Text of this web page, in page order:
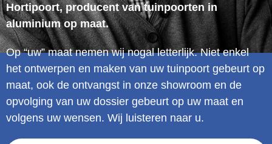
Hortipoort, producent van tuinpoorten in
aluminium op maat.
Op “uw” maat nemen wij nogal letterlijk. Niet enkel
het ontwerpen en maken van uw tuinpoort gebeurt op
maat, ook de ontvangst in onze showroom en de
opvolging van uw dossier gebeurt op uw maat en
volgens uw wensen. Wij luisteren naar u.